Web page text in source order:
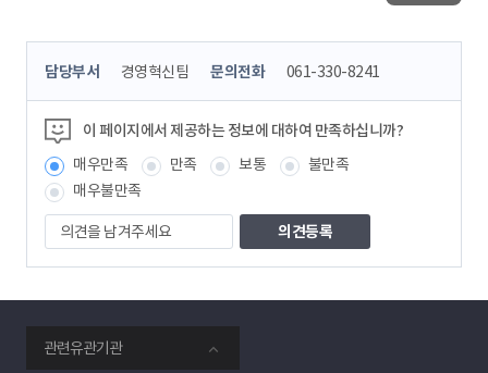
콘
츠
정
보
책
임
자
담당부서 경영혁신팀 문의전화 061-330-8241
이 페이지에서 제공하는 정보에 대하여 만족하십니까?
매우만족
만족 보통
불만족
매우불만족
의
견
을
겨
주
세
요
관련유관기관